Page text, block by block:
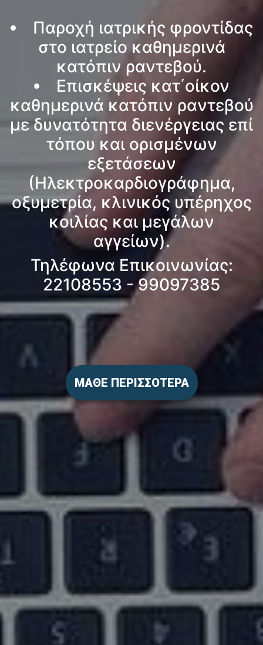
Παροχή ιατρικής φροντίδας
στο ιατρείο καθημερινά
κατόπιν ραντεβού.
Επισκέψεις κατ΄οίκον
καθημερινά κατόπιν ραντεβού
με δυνατότητα διενέργειας επί
τόπου και ορισμένων
εξετάσεων
(Ηλεκτροκαρδιογράφημα,
οξυμετρία, κλινικός υπέρηχος
κοιλίας και μεγάλων
αγγείων).
Τηλέφωνα Επικοινωνίας:
22108553 - 99097385
ΜΑΘΕ ΠΕΡΙΣΣΟΤΕΡΑ